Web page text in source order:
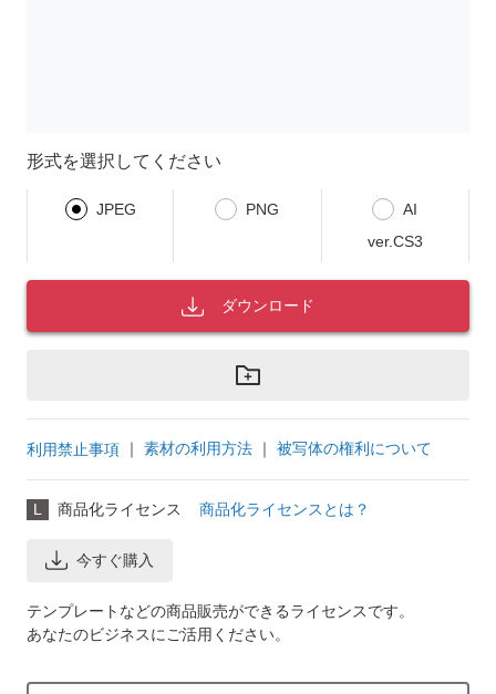
形式を選択してください
JPEG PNG
AI
ver.CS3
ダウンロード
利用禁止事項 ｜ 素材の利用方法 ｜ 被写体の権利について
L 商品化ライセンス 商品化ライセンスとは？
今すぐ購入
テンプレートなどの商品販売ができるライセンスです。
あなたのビジネスにご活用ください。